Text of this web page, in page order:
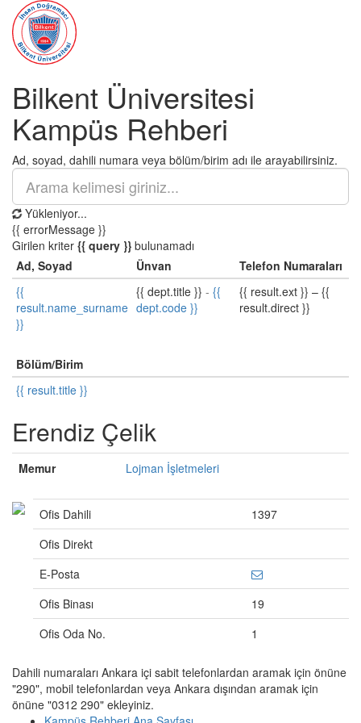
Bilkent Üniversitesi
Kampüs Rehberi
Ad, soyad, dahili numara veya bölüm/birim adı ile arayabilirsiniz.
Yükleniyor...
{{ errorMessage }}
Girilen kriter {{ query }} bulunamadı
Ad, Soyad
Ünvan
Telefon Numaraları
{{
result.name_surname
}}
{{ dept.title }} - {{
dept.code }}
{{ result.ext }} – {{
result.direct }}
Bölüm/Birim
{{ result.title }}
Erendiz Çelik
Memur Lojman İşletmeleri
Ofis Dahili
1397
Ofis Direkt
E-Posta
Ofis Binası
19
Ofis Oda No.
1
Dahili numaraları Ankara içi sabit telefonlardan aramak için önüne
"290", mobil telefonlardan veya Ankara dışından aramak için
önüne "0312 290" ekleyiniz.